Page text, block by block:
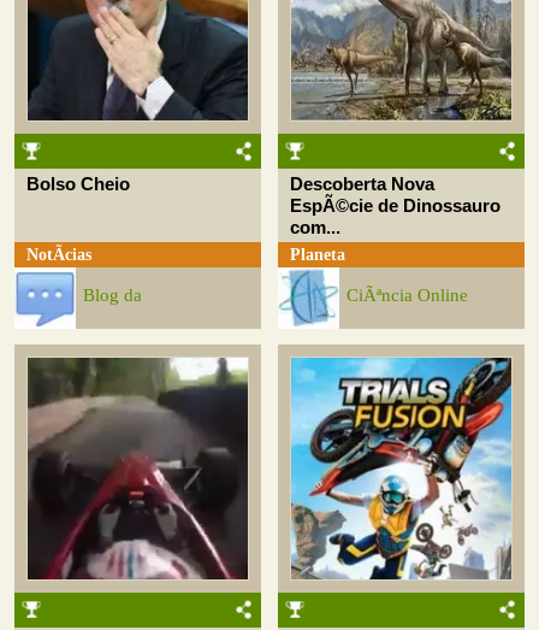
Bolso Cheio
NotÃ­cias
Blog da
Descoberta Nova
EspÃ©cie de Dinossauro
com...
Planeta
CiÃªncia Online